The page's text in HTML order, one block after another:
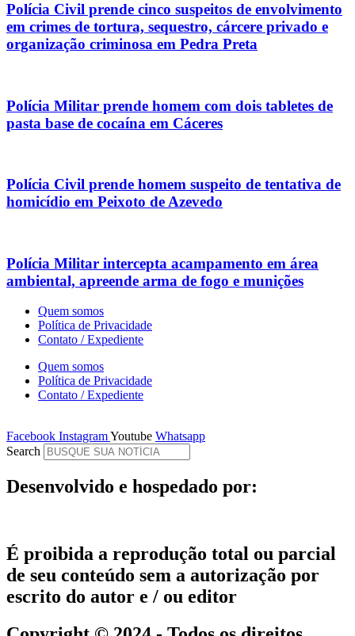
Polícia Civil prende cinco suspeitos de envolvimento
em crimes de tortura, sequestro, cárcere privado e
organização criminosa em Pedra Preta
Polícia Militar prende homem com dois tabletes de
pasta base de cocaína em Cáceres
Polícia Civil prende homem suspeito de tentativa de
homicídio em Peixoto de Azevedo
Polícia Militar intercepta acampamento em área
ambiental, apreende arma de fogo e munições
Quem somos
Política de Privacidade
Contato / Expediente
Quem somos
Política de Privacidade
Contato / Expediente
Facebook InstagramYoutube Whatsapp
Search
Desenvolvido e hospedado por:
É proibida a reprodução total ou parcial
de seu conteúdo sem a autorização por
escrito do autor e / ou editor